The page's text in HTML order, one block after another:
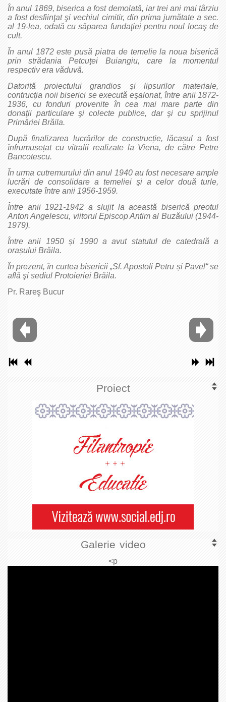
În anul 1869, biserica a fost demolată, iar trei ani mai târziu
a fost desfiinţat şi vechiul cimitir, din prima jumătate a sec.
al 19-lea, odată cu săparea fundaţiei pentru noul locaş de
cult.
În anul 1872 este pusă piatra de temelie la noua biserică
prin strădania Petcuţei Buiangiu, care la momentul
respectiv era văduvă.
Datorită proiectului grandios şi lipsurilor materiale,
contrucţia noii biserici se execută eşalonat, între anii 1872-
1936, cu fonduri provenite în cea mai mare parte din
donaţii particulare şi colecte publice, dar şi cu sprijinul
Primăriei Brăila.
După finalizarea lucrărilor de construcție, lăcașul a fost
înfrumusețat cu vitralii realizate la Viena, de către Petre
Bancotescu.
În urma cutremurului din anul 1940 au fost necesare ample
lucrări de consolidare a temeliei şi a celor două turle,
executate între anii 1956-1959.
Între anii 1921-1942 a slujit la această biserică preotul
Anton Angelescu, viitorul Episcop Antim al Buzăului (1944-
1979).
Între anii 1950 și 1990 a avut statutul de catedrală a
orașului Brăila.
În prezent, în curtea bisericii „Sf. Apostoli Petru și Pavel“ se
află şi sediul Protoieriei Brăila.
Pr. Rareş Bucur
Proiect
Galerie video
<p